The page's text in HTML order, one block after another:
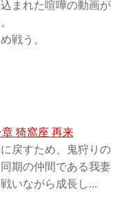
まれた喧嘩の動画が
戦う。
猗窩座 再来
戻すため、鬼狩りの
期の仲間である我妻
いながら成長し...